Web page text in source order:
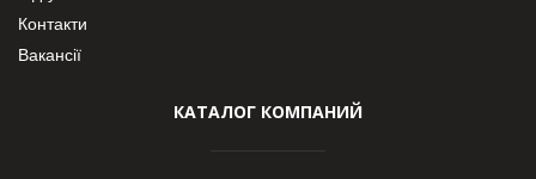
Контакти
Вакансії
КАТАЛОГ КОМПАНИЙ